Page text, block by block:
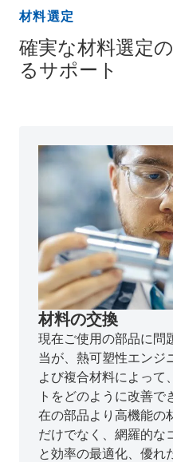
材料選定
確実な材料選定
るサポート
材料の交換
現在ご使用の部品に問
当が、熱可塑性エンジ
よび複合材料によって
トをどのように改善
在の部品より高機能の
だけでなく、網羅的な
と効率の最適化、優れ